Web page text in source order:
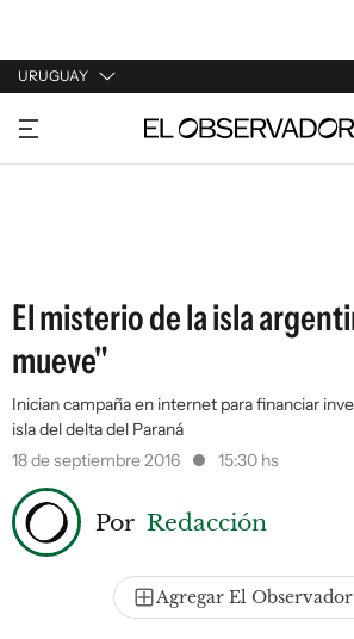
URUGUAY
URUGUAY
ARGENTINA
El misterio de la isla
mueve"
Inician campaña en internet para financiar
isla del delta del Paraná
18 de septiembre 2016
15:30 hs
Por Redacción
Agregar El